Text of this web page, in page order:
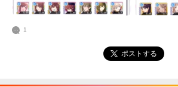
1
ポストする